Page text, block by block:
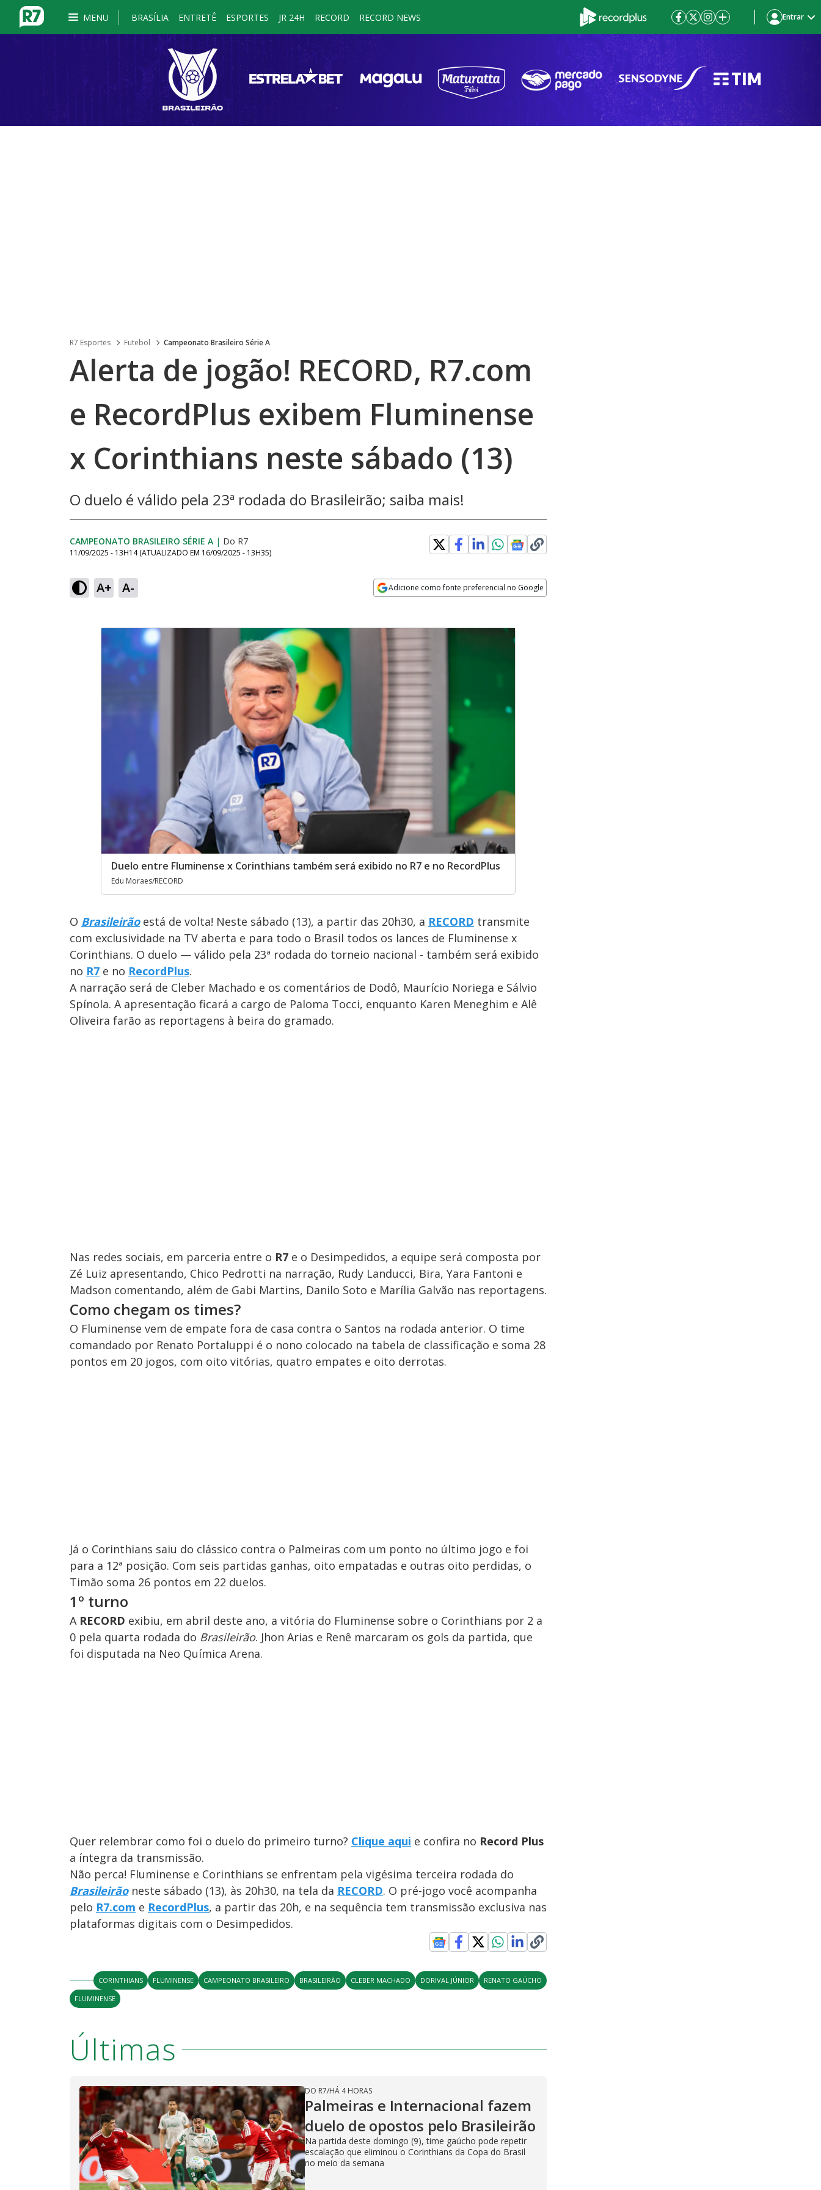
MENU BRASÍLIA ENTRETÊ ESPORTES JR 24H RECORD RECORD NEWS Entrar
R7 Esportes Futebol Campeonato Brasileiro Série A
Alerta de jogão! RECORD, R7.com
e RecordPlus exibem Fluminense
x Corinthians neste sábado (13)
O duelo é válido pela 23ª rodada do Brasileirão; saiba mais!
CAMPEONATO BRASILEIRO SÉRIE A | Do R7
11/09/2025 - 13H14 (ATUALIZADO EM 16/09/2025 - 13H35)
A+ A- Adicione como fonte preferencial no Google
Duelo entre Fluminense x Corinthians também será exibido no R7 e no RecordPlus
Edu Moraes/RECORD
O Brasileirãoestá de volta! Neste sábado (13), a partir das 20h30, a RECORD transmite
com exclusividade na TV aberta e para todo o Brasil todos os lances de Fluminense x
Corinthians. O duelo — válido pela 23ª rodada do torneio nacional - também será exibido
no R7 e no RecordPlus.
A narração será de Cleber Machado e os comentários de Dodô, Maurício Noriega e Sálvio
Spínola. A apresentação ficará a cargo de Paloma Tocci, enquanto Karen Meneghim e Alê
Oliveira farão as reportagens à beira do gramado.
Nas redes sociais, em parceria entre o R7 e o Desimpedidos, a equipe será composta por
Zé Luiz apresentando, Chico Pedrotti na narração, Rudy Landucci, Bira, Yara Fantoni e
Madson comentando, além de Gabi Martins, Danilo Soto e Marília Galvão nas reportagens.
Como chegam os times?
O Fluminense vem de empate fora de casa contra o Santos na rodada anterior. O time
comandado por Renato Portaluppi é o nono colocado na tabela de classificação e soma 28
pontos em 20 jogos, com oito vitórias, quatro empates e oito derrotas.
Já o Corinthians saiu do clássico contra o Palmeiras com um ponto no último jogo e foi
para a 12ª posição. Com seis partidas ganhas, oito empatadas e outras oito perdidas, o
Timão soma 26 pontos em 22 duelos.
1º turno
A RECORD exibiu, em abril deste ano, a vitória do Fluminense sobre o Corinthians por 2 a
0 pela quarta rodada do Brasileirão. Jhon Arias e Renê marcaram os gols da partida, que
foi disputada na Neo Química Arena.
Quer relembrar como foi o duelo do primeiro turno? Clique aqui e confira no Record Plus
a íntegra da transmissão.
Não perca! Fluminense e Corinthians se enfrentam pela vigésima terceira rodada do
Brasileirãoneste sábado (13), às 20h30, na tela da RECORD. O pré-jogo você acompanha
pelo R7.com e RecordPlus, a partir das 20h, e na sequência tem transmissão exclusiva nas
plataformas digitais com o Desimpedidos.
CORINTHIANS FLUMINENSE CAMPEONATO BRASILEIRO BRASILEIRÃO CLEBER MACHADO DORIVAL JÚNIOR
RENATO GAÚCHO
FLUMINENSE
Últimas
DO R7/HÁ 4 HORAS
Palmeiras e Internacional fazem
duelo de opostos pelo Brasileirão
Na partida deste domingo (9), time gaúcho pode repetir
escalação que eliminou o Corinthians da Copa do Brasil
no meio da semana